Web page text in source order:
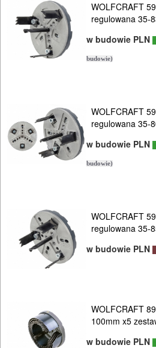
HYDRAULICZNE
NARZĘDZIA
INSTALACYJNE,
AKCESORIA
KOMPRESORY
NARZĘDZIA
URZĄDZENIA
ROZRUCHOWE
PROSTOWNIKI
AGREGATY
PRĄDOWE
WOLFCRAFT
regulowana 35-
w budowie PLN
budowie)
WOLFCRAFT
regulowana 35-
w budowie PLN
budowie)
WOLFCRAFT
regulowana 35-
w budowie PLN
WOLFCRAFT
100mm x5
w budowie PLN